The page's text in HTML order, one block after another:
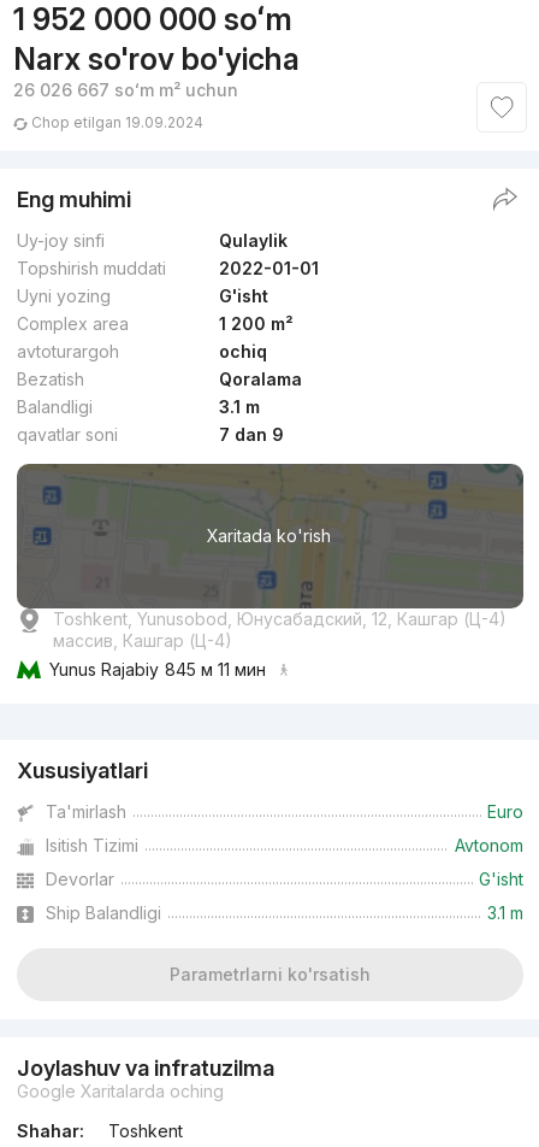
1 952 000 000 soʻm
Narx so'rov bo'yicha
26 026 667 soʻmm² uchun
Chop etilgan 19.09.2024
Eng muhimi
Uy-joy sinfi
Qulaylik
Topshirish muddati
2022-01-01
Uyni yozing
G'isht
Complex area
1 200 m²
avtoturargoh
ochiq
Bezatish
Qoralama
Balandligi
3.1 m
qavatlar soni
7 dan 9
Xaritada ko'rish
Toshkent, Yunusobod, Юнусабадский, 12, Кашгар (Ц-4)
массив, Кашгар (Ц-4)
Yunus Rajabiy 845 м 11 мин
Xususiyatlari
Ta'mirlash
Euro
Isitish Tizimi
Avtonom
Devorlar
G'isht
Ship Balandligi
3.1 m
Parametrlarni ko'rsatish
Joylashuv va infratuzilma
Google Xaritalarda oching
Shahar:
Toshkent